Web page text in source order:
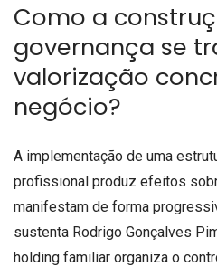
Como a
governança se
valorização
negócio?
A implementação de uma
profissional produz efeitos
manifestam de forma
sustenta Rodrigo Gonçalves
holding familiar organiza o